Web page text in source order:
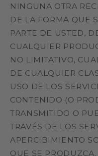
NINGUNA OTRA
DE LA FORMA QUE
PARTE DE USTED,
CUALQUIER
NO LIMITATIVO,
DE CUALQUIER
USO DE LOS
CONTENIDO (O
TRANSMITIDO O
TRAVÉS DE LOS
APERCIBIMIENTO
QUE SE PRODUZCA.